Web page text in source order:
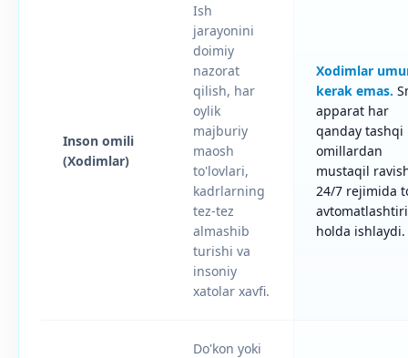
Inson omili
(Xodimlar)
Ish
jarayonini
doimiy
nazorat
qilish, har
oylik
majburiy
maosh
to'lovlari,
kadrlarning
tez-tez
almashib
turishi va
insoniy
xatolar xavfi.
Xodimlar
kerak emas.
apparat har
qanday tashqi
omillardan
mustaqil
24/7 rejimida
holda ishlaydi.
Do'kon yoki